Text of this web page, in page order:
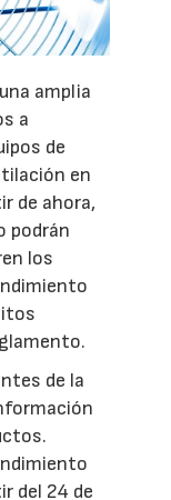
amplia
a
de
en
de ahora,
podrán
los
de la
del 24 de